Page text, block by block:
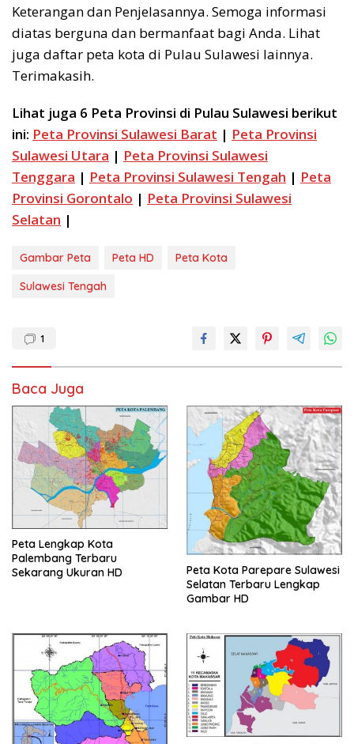
Keterangan dan Penjelasannya. Semoga informasi
diatas berguna dan bermanfaat bagi Anda. Lihat
juga daftar peta kota di Pulau Sulawesi lainnya.
Terimakasih.
Lihat juga 6 Peta Provinsi di Pulau Sulawesi berikut
ini: Peta Provinsi Sulawesi Barat | Peta Provinsi
Sulawesi Utara | Peta Provinsi Sulawesi
Tenggara | Peta Provinsi Sulawesi Tengah | Peta
Provinsi Gorontalo | Peta Provinsi Sulawesi
Selatan |
Gambar Peta Peta HD
Peta Kota
Sulawesi Tengah
1
Baca Juga
Peta Lengkap Kota
Palembang Terbaru
Sekarang Ukuran HD
Peta Kota Parepare Sulawesi
Selatan Terbaru Lengkap
Gambar HD